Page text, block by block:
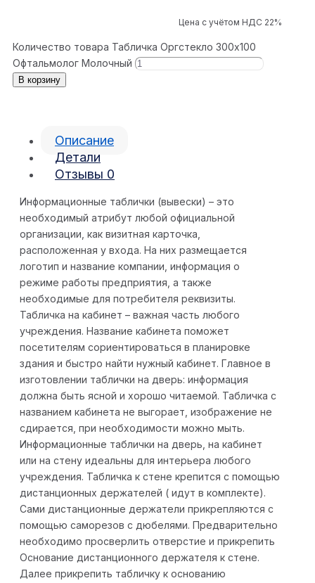
Цена с учётом НДС 22%
Количество товара Табличка Оргстекло 300x100
Офтальмолог Молочный
В корзину
Описание
Детали
Отзывы 0
Информационные таблички (вывески) – это
необходимый атрибут любой официальной
организации, как визитная карточка,
расположенная у входа. На них размещается
логотип и название компании, информация о
режиме работы предприятия, а также
необходимые для потребителя реквизиты.
Табличка на кабинет – важная часть любого
учреждения. Название кабинета поможет
посетителям сориентироваться в планировке
здания и быстро найти нужный кабинет. Главное в
изготовлении таблички на дверь: информация
должна быть ясной и хорошо читаемой. Табличка с
названием кабинета не выгорает, изображение не
сдирается, при необходимости можно мыть.
Информационные таблички на дверь, на кабинет
или на стену идеальны для интерьера любого
учреждения. Табличка к стене крепится с помощью
дистанционных держателей ( идут в комплекте).
Сами дистанционные держатели прикрепляются с
помощью саморезов с дюбелями. Предварительно
необходимо просверлить отверстие и прикрепить
Основание дистанционного держателя к стене.
Далее прикрепить табличку к основанию